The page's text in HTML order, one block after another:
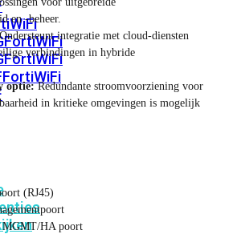
FortiWiFi
FortiWiFi
FortiWiFi
en -beheer.
integratie met cloud-diensten
verbindingen in hybride
optie:Redundante stroomvoorziening voor
in kritieke omgevingen is mogelijk
(RJ45)
MGMT/HA poort